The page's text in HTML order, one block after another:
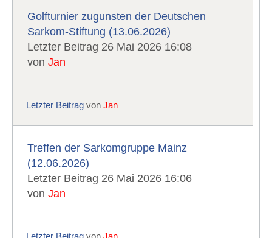
Golfturnier zugunsten der Deutschen
Sarkom-Stiftung (13.06.2026)
Letzter Beitrag 26 Mai 2026 16:08
vonJan
Letzter Beitrag vonJan
Treffen der Sarkomgruppe Mainz
(12.06.2026)
Letzter Beitrag 26 Mai 2026 16:06
vonJan